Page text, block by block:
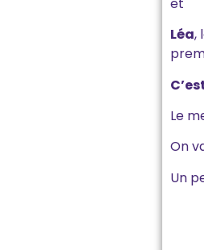
Léa,
Le
On
Un